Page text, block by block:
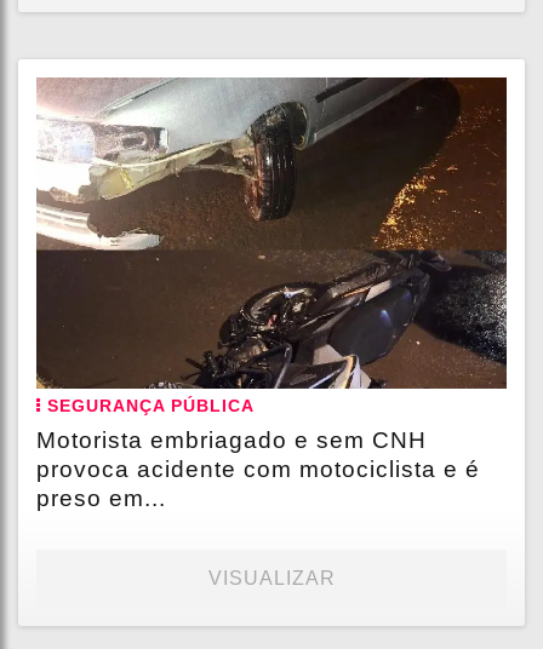
SEGURANÇA PÚBLICA
Motorista embriagado e sem CNH
provoca acidente com motociclista e é
preso em...
VISUALIZAR